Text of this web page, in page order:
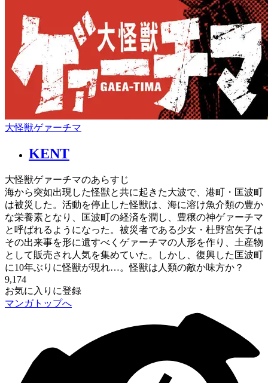
大怪獣ゲァーチマ
KENT
大怪獣ゲァーチマのあらすじ
海から突如出現した怪獣と共に起きた大波で、港町・匡波町
は被災した。活動を停止した怪獣は、海に溶け魚介類の豊か
な栄養素となり、匡波町の経済を潤し、豊穣の神ゲァーチマ
と呼ばれるようになった。被災者である少女・杜野宮矢子は
その出来事を形に遺すべくゲァーチマの人形を作り、土産物
として販売され人気を集めていた。しかし、復興した匡波町
に10年ぶりに怪獣が現れ…。怪獣は人類の敵か味方か？
9,174
お気に入りに登録
マンガトップへ